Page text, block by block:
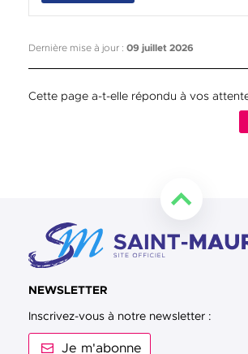
Dernière mise à jour : 09 juillet 2026
Cette page a-t-elle répondu à vos
NEWSLETTER
Inscrivez-vous à notre newsletter :
Je m'abonne